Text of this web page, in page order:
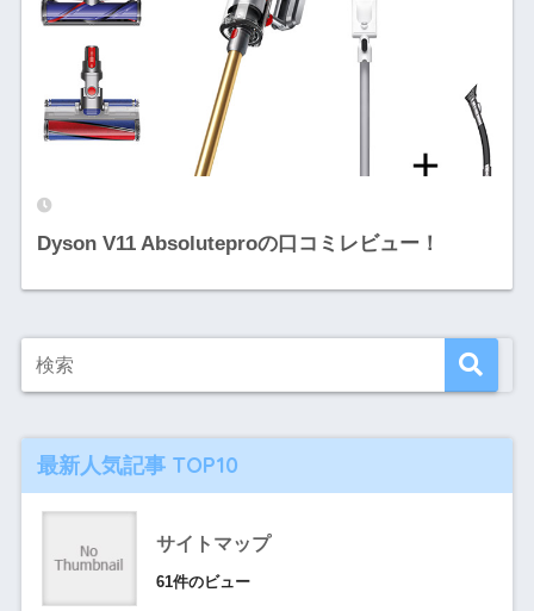
Dyson V11 Absoluteproの口コミレビュー！
最新人気記事 TOP10
サイトマップ
61件のビュー